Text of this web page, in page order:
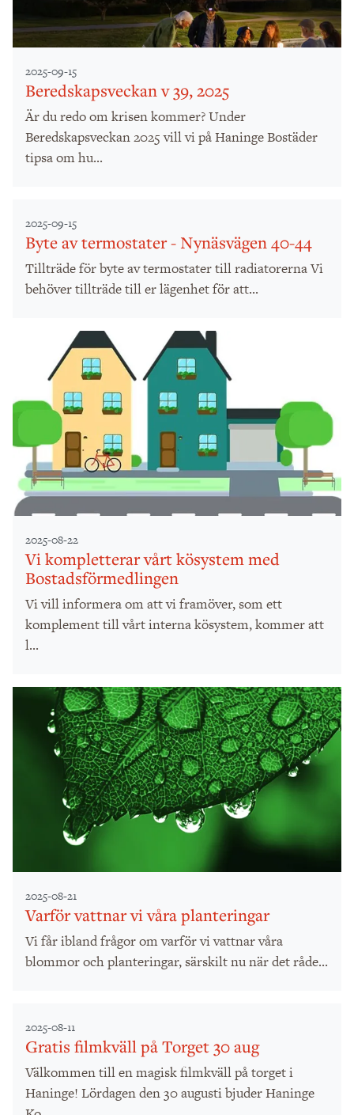
2025-09-15
Beredskapsveckan v 39, 2025
Är du redo om krisen kommer? Under
Beredskapsveckan 2025 vill vi på Haninge Bostäder
tipsa om hu...
2025-09-15
Byte av termostater - Nynäsvägen 40-44
Tillträde för byte av termostater till radiatorerna Vi
behöver tillträde till er lägenhet för att...
2025-08-22
Vi kompletterar vårt kösystem med
Bostadsförmedlingen
Vi vill informera om att vi framöver, som ett
komplement till vårt interna kösystem, kommer att
l...
2025-08-21
Varför vattnar vi våra planteringar
Vi får ibland frågor om varför vi vattnar våra
blommor och planteringar, särskilt nu när det råde...
2025-08-11
Gratis filmkväll på Torget 30 aug
Välkommen till en magisk filmkväll på torget i
Haninge! Lördagen den 30 augusti bjuder Haninge